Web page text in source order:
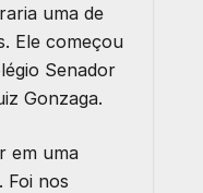
uma de
Ele começou
Senador
Gonzaga.
em uma
Foi nos